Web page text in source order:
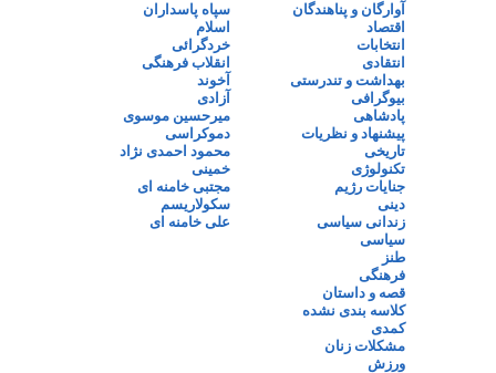
آوارگان و پناهندگان
اقتصاد
انتخابات
انتقادی
بهداشت و تندرستی
بیوگرافی
پادشاهی
پیشنهاد و نظریات
تاریخی
تکنولوژی
جنایات رژیم
دینی
زندانی سیاسی
سیاسی
طنز
فرهنگی
قصه و داستان
کلاسه بندی نشده
کمدی
مشکلات زنان
ورزش
سپاه پاسداران
اسلام
خردگرائی
انقلاب فرهنگی
آخوند
آزادی
میرحسین موسوی
دموکراسی
محمود احمدی نژاد
خمینی
مجتبی خامنه ای
سکولاریسم
علی خامنه ای